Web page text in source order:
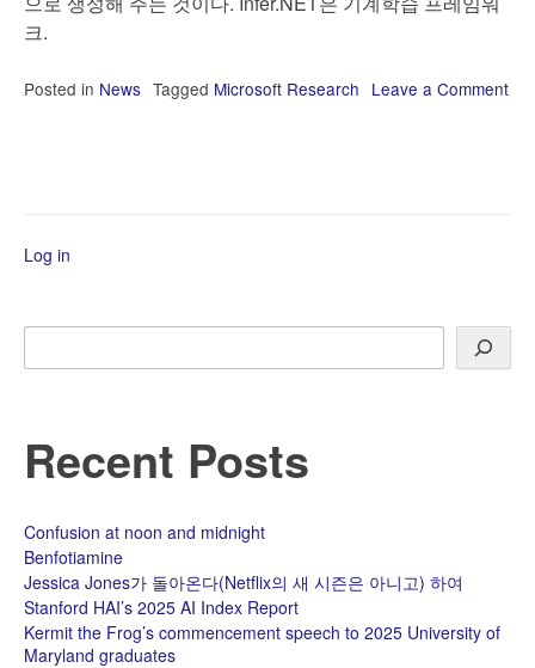
크.
Posted in News Tagged Microsoft Research Leave a Comment
새
Log in
Search
Recent Posts
Confusion at noon and midnight
Benfotiamine
Jessica Jones가 돌아온다(Netflix의 새 시즌은 아니고) 하여
Stanford HAI’s 2025 AI Index Report
Kermit the Frog’s commencement speech to 2025 University of
Maryland graduates